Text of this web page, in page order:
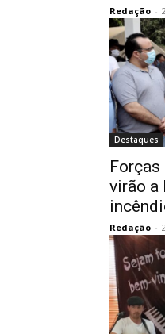
Redação -
Destaques
Forças
virão a
Redação -